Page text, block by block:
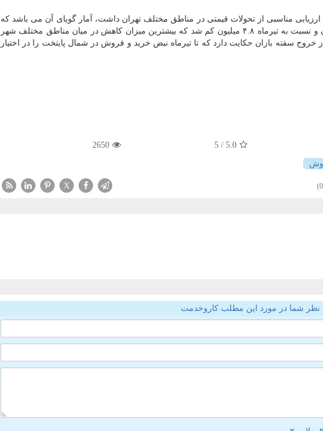
مناسبی از تحولات قیمتی در مناطق مختلف تهران داشت، آمار گویای آن می باشد كه
در منطقه ۱ قیمت ها نسبت به مردادماه ۳.۲ میلیون و نسبت به تیرماه ۴.۸ میلیون كم شد كه بیشترین میزان كاهش در میان مناطق مختلف شهر
افت تا ۴.۸ میلیونی قیمت از خروج سفته بازان حكایت دارد كه تا تیرماه نبض خرید و فروش در شمال پایتخت را در اختیار
5.0
/ 5
2650
X
نظر شما در مورد این مطلب کاروخدمت